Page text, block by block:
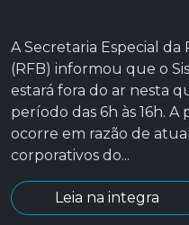
A Secretaria Especial da
(RFB) informou que o
estará fora do ar nesta
período das 6h às 16h.
ocorre em razão de
corporativos do...
Leia na integra